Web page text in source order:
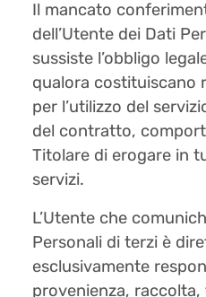
Il mancato
dell’Utente dei Dati
sussiste l’obbligo
qualora costituiscano
per l’utilizzo del
del contratto,
Titolare di erogare in
servizi.
L’Utente che
Personali di terzi è
esclusivamente
provenienza,